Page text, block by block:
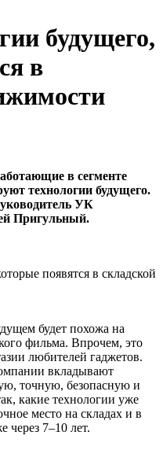
будущего,
в
в сегменте
технологии будущего.
УК
Пригульный.
будет похожа на
фильма. Впрочем, это
любителей гаджетов.
вкладывают
точную, безопасную и
какие технологии уже
место на складах и в
через 7–10 лет.